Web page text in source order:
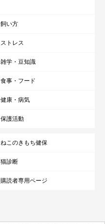
飼い方
ストレス
雑学・豆知識
食事・フード
健康・病気
保護活動
ねこのきもち健保
猫診断
購読者専用ページ